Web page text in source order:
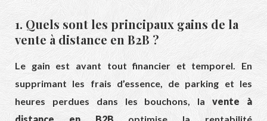
1. Quels sont les principaux gains de la
vente à distance en B2B ?
Le gain est avant tout financier et temporel. En
supprimant les frais d’essence, de parking et les
heures perdues dans les bouchons, lavente à